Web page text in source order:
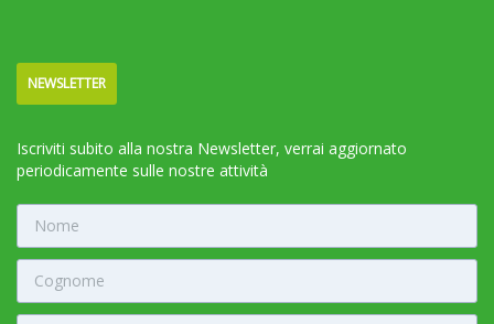
NEWSLETTER
Iscriviti subito alla nostra Newsletter, verrai aggiornato
periodicamente sulle nostre attività